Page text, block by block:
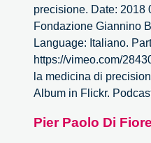
precisione. Date: 2018
Fondazione Giannino
Language: Italiano.
https://vimeo.com/
la medicina di
Album in Flickr.
Pier Paolo Di Fiore